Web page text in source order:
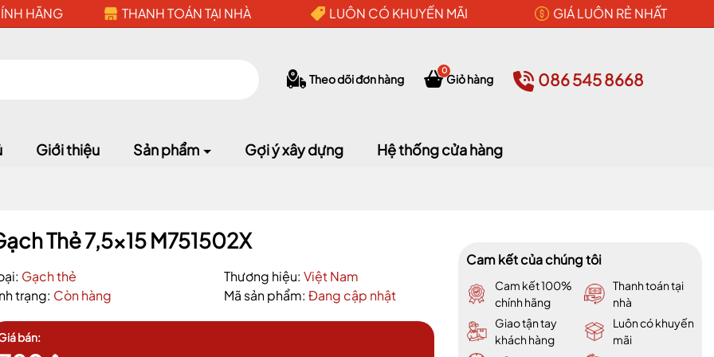
HÃNG THANH TOÁN TẠI NHÀ LUÔN CÓ KHUYẾN MÃI GIÁ LUÔN RẺ NHẤT
Theo dõi đơn hàng Giỏ hàng
0 086 545 8668
Giới thiệu Sản phẩm Gợi ý xây dựng Hệ thống cửa hàng
Thẻ 7,5x15 M751502X
Gạch thẻ Thương hiệu: Việt Nam
trạng: Còn hàng Mã sản phẩm: Đang cập nhật
bán:
Cam kết của chúng tôi
Cam kết 100%
chính hãng
Thanh toán tại
nhà
Giao tận tay
khách hàng
Luôn có khuyến
mãi
Mã giảm giá:
Ngày hết hạn:
Điều kiện: